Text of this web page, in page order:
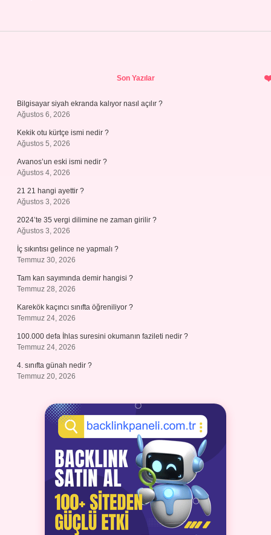
Son Yazılar
Bilgisayar siyah ekranda kalıyor nasıl açılır ?
Ağustos 6, 2026
Kekik otu kürtçe ismi nedir ?
Ağustos 5, 2026
Avanos’un eski ismi nedir ?
Ağustos 4, 2026
21 21 hangi ayettir ?
Ağustos 3, 2026
2024’te 35 vergi dilimine ne zaman girilir ?
Ağustos 3, 2026
İç sıkıntısı gelince ne yapmalı ?
Temmuz 30, 2026
Tam kan sayımında demir hangisi ?
Temmuz 28, 2026
Karekök kaçıncı sınıfta öğreniliyor ?
Temmuz 24, 2026
100.000 defa İhlas suresini okumanın fazileti nedir ?
Temmuz 24, 2026
4. sınıfta günah nedir ?
Temmuz 20, 2026